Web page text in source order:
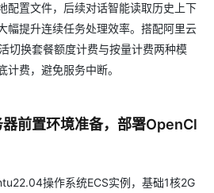
配置文件，后续对话智能读取历史上下
幅提升连续任务处理效率。搭配阿里云
切换套餐额度计费与按量计费两种模
费，避免服务中断。
前置环境准备，部署OpenCl
操作系统ECS实例，基础1核2G